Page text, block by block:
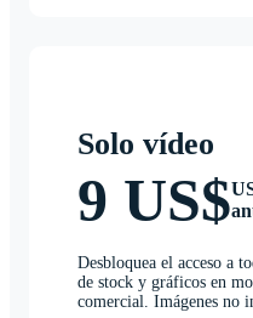
Solo vídeo
9 US$
Desbloquea el acceso a
de stock y gráficos en
comercial. Imágenes no